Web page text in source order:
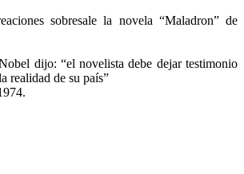
sobresale la novela “Maladron” de
dijo: “el novelista debe dejar testimonio
realidad de su país”